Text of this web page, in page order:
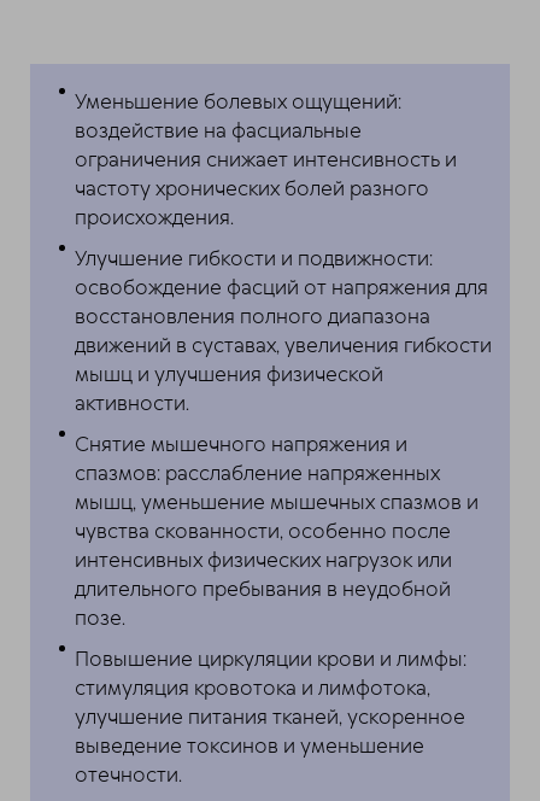
Уменьшение болевых ощущений:
воздействие на фасциальные
ограничения снижает интенсивность и
частоту хронических болей разного
происхождения.
Улучшение гибкости и подвижности:
освобождение фасций от напряжения для
восстановления полного диапазона
движений в суставах, увеличения гибкости
мышц и улучшения физической
активности.
Снятие мышечного напряжения и
спазмов: расслабление напряженных
мышц, уменьшение мышечных спазмов и
чувства скованности, особенно после
интенсивных физических нагрузок или
длительного пребывания в неудобной
позе.
Повышение циркуляции крови и лимфы:
стимуляция кровотока и лимфотока,
улучшение питания тканей, ускоренное
выведение токсинов и уменьшение
отечности.